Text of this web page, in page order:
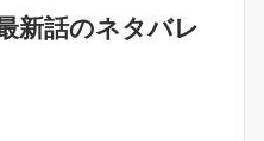
新話のネタバレ